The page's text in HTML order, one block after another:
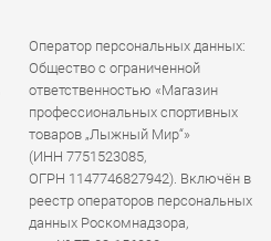
Оператор персональных данных:
Общество с ограниченной
ответственностью «Магазин
профессиональных спортивных
товаров „Лыжный Мир“»
(ИНН 7751523085,
ОГРН 1147746827942). Включён в
реестр операторов персональных
данных Роскомнадзора,